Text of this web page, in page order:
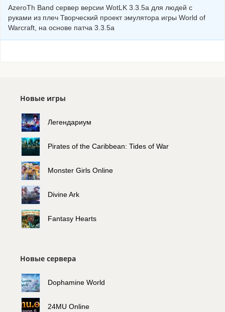
AzeroTh Band сервер версии WotLK 3.3.5a для людей с
руками из плеч Творческий проект эмулятора игры World of
Warcraft, на основе патча 3.3.5а
Новые игры
Легендариум
Pirates of the Caribbean: Tides of War
Monster Girls Online
Divine Ark
Fantasy Hearts
Новые сервера
Dophamine World
24MU Online